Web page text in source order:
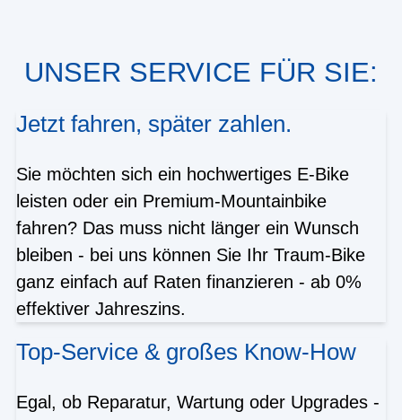
UNSER SERVICE FÜR SIE:
Jetzt fahren, später zahlen.
Sie möchten sich ein hochwertiges E-Bike
leisten oder ein Premium-Mountainbike
fahren? Das muss nicht länger ein Wunsch
bleiben - bei uns können Sie Ihr Traum-Bike
ganz einfach auf Raten finanzieren - ab 0%
effektiver Jahreszins.
Top-Service & großes Know-How
Egal, ob Reparatur, Wartung oder Upgrades -